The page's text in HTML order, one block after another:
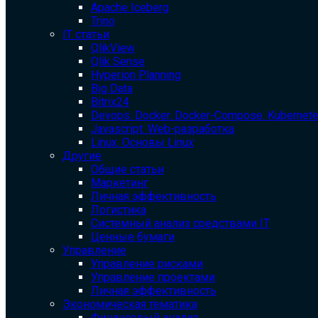
Apache Iceberg
Trino
IT статьи
QlikView
Qlik Sense
Hyperion Planning
Big Data
Bitrix24
Devops. Docker. Docker-Compose.
Javascript. Web-разработка
Linux. Основы Linux
Другие
Общие статьи
Маркетинг
Личная эффективность
Логистика
Системный анализ средствами IT
Ценные бумаги
Управление
Управление рисками
Управление проектами
Личная эффективность
Экономическая тематика